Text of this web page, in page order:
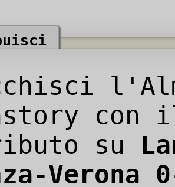
con
su
Verona